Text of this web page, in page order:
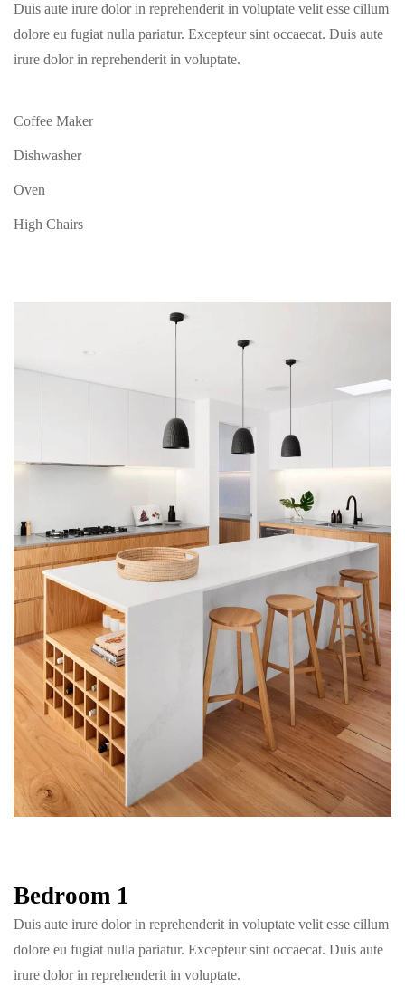
Duis aute irure dolor in reprehenderit in voluptate velit esse cillum
dolore eu fugiat nulla pariatur. Excepteur sint occaecat. Duis aute
irure dolor in reprehenderit in voluptate.
Coffee Maker
Dishwasher
Oven
High Chairs
Bedroom 1
Duis aute irure dolor in reprehenderit in voluptate velit esse cillum
dolore eu fugiat nulla pariatur. Excepteur sint occaecat. Duis aute
irure dolor in reprehenderit in voluptate.